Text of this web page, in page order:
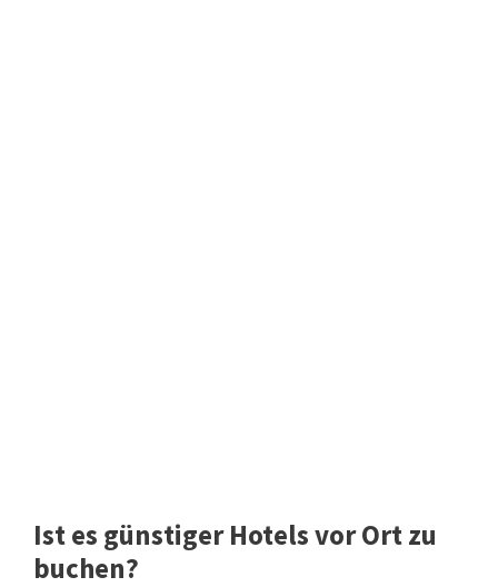
Ist es günstiger Hotels vor Ort zu
buchen?